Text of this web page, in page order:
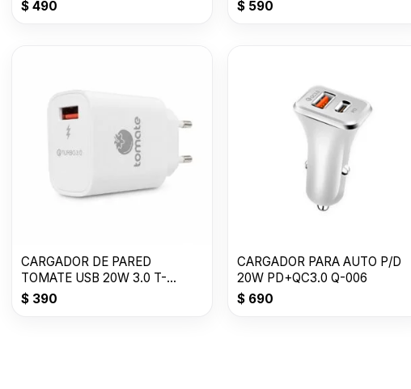
$ 490
$590
CARGADOR DE PARED
TOMATE USB 20W 3.0 T-
CH001
$ 390
CARGADOR PARA AUTO P/D
20W PD+QC3.0 Q-006
$690